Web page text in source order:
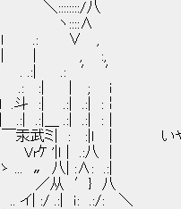
::::::::/八
::::∧
.: ∨ ,
| , :,
.: ′ ′
｜ ; i
:| .:| .:| :￤
＿ .:| .:| :｜
| : :|ｌ | いやですわ
| .:八 |
八| :∧: .:| 本 物
′} 八
| :/ .:| ｉ: .:/: ＼